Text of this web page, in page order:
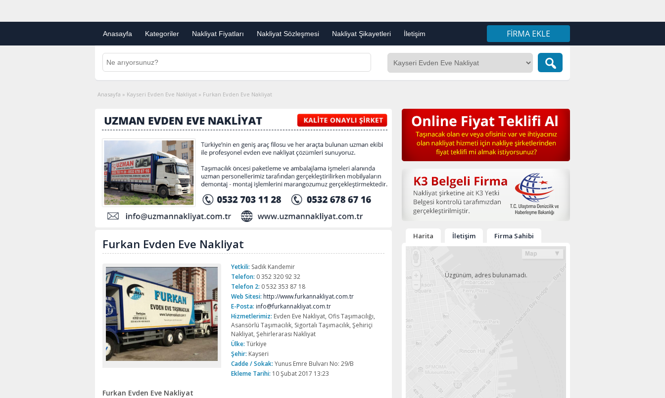
Anasayfa Kategoriler Nakliyat Fiyatları Nakliyat Sözleşmesi Nakliyat Şikayetleri İletişim FIRMA EKLE
Anasayfa » Kayseri Evden Eve Nakliyat » Furkan Evden Eve Nakliyat
Furkan Evden Eve Nakliyat
Yetkili: Sadık Kandemir
Telefon: 0 352 320 92 32
Telefon 2: 0 532 353 87 18
Web Sitesi: http://www.furkannakliyat.com.tr
E-Posta: info@furkannakliyat.com.tr
Hizmetlerimiz: Evden Eve Nakliyat, Ofis Taşımacılığı,
Asansörlü Taşımacılık, Sigortalı Taşımacılık, Şehiriçi
Nakliyat, Şehirlerarası Nakliyat
Ülke: Türkiye
Şehir: Kayseri
Cadde / Sokak: Yunus Emre Bulvarı No: 29/B
Ekleme Tarihi: 10 Şubat 2017 13:23
Furkan Evden Eve Nakliyat
Harita İletişim Firma Sahibi
Üzgünüm, adres bulunamadı.